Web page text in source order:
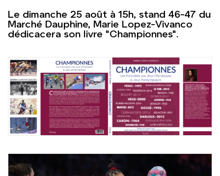
Le dimanche 25 août à 15h, stand 46-47 du
Marché Dauphine, Marie Lopez-Vivanco
dédicacera son livre "Championnes".